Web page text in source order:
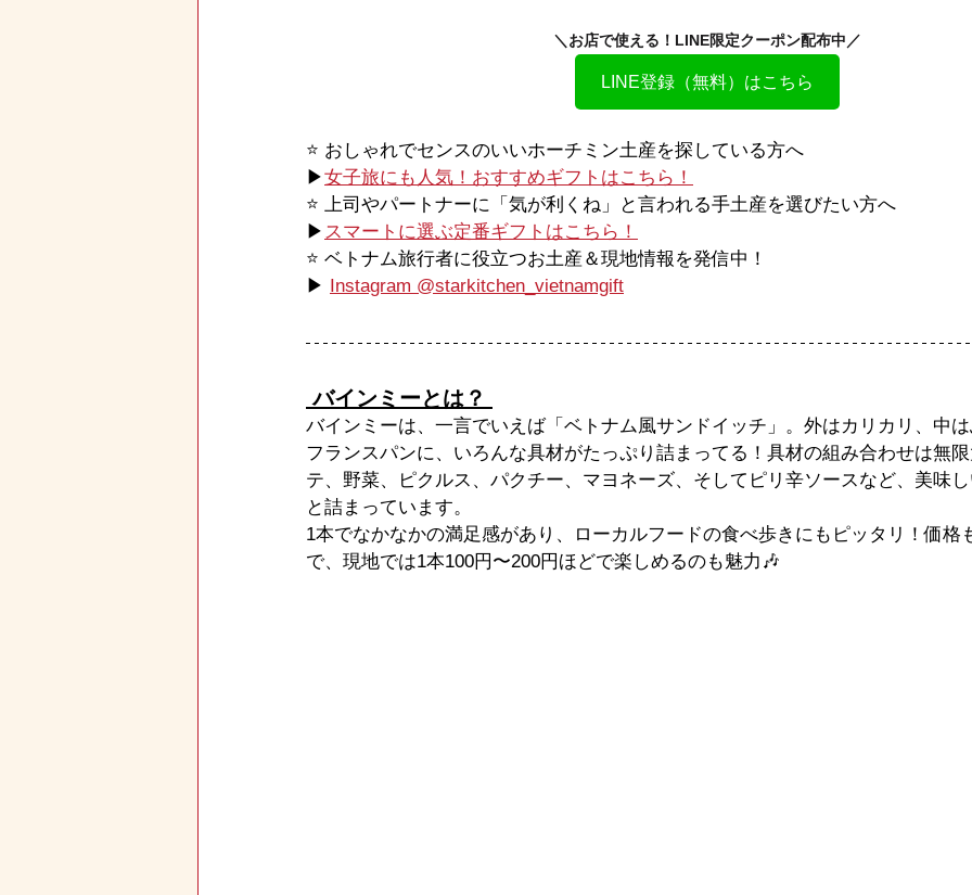
＼お店で使える！LINE限定クーポン配布中／
LINE登録（無料）はこちら
⭐️ おしゃれでセンスのいいホーチミン土産を探している方へ
▶女子旅にも人気！おすすめギフトはこちら！
⭐️ 上司やパートナーに「気が利くね」と言われる手土産を選びたい方へ
▶ スマートに選ぶ定番ギフトはこちら！
⭐️ ベトナム旅行者に役立つお土産＆現地情報を発信中！
▶ Instagram @starkitchen_vietnamgift
バインミーとは？
バインミーは、一言でいえば「ベトナム風サンドイッチ」。外はカリカリ、中
フランスパンに、いろんな具材がたっぷり詰まってる！具材の組み合わせは無
テ、野菜、ピクルス、パクチー、マヨネーズ、そしてピリ辛ソースなど、美味
と詰まっています。
1本でなかなかの満足感があり、ローカルフードの食べ歩きにもピッタリ！価格
で、現地では1本100円〜200円ほどで楽しめるのも魅力🎶